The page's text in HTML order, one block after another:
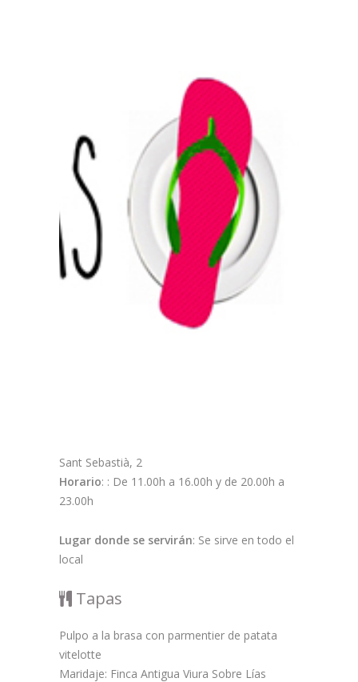
Sant Sebastià, 2
Horario: : De 11.00h a 16.00h y de 20.00h a
23.00h
Lugar donde se servirán: Se sirve en todo el
local
Tapas
Pulpo a la brasa con parmentier de patata
vitelotte
Maridaje: Finca Antigua Viura Sobre Lías